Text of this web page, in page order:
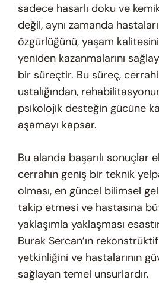
sadece hasarlı doku ve
değil, aynı zamanda
özgürlüğünü, yaşam kalitesini
yeniden kazanmalarını
bir süreçtir. Bu süreç,
ustalığından,
psikolojik desteğin gücüne
aşamayı kapsar.
Bu alanda başarılı sonuçlar
cerrahın geniş bir teknik
olması, en güncel bilimsel
takip etmesi ve hastasına
yaklaşımla yaklaşması
Burak Sercan’ın
yetkinliğini ve hastalarının
sağlayan temel unsurlardır.